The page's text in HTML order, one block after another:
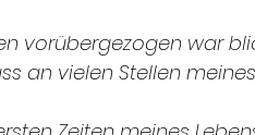
vorübergezogen war
an vielen Stellen